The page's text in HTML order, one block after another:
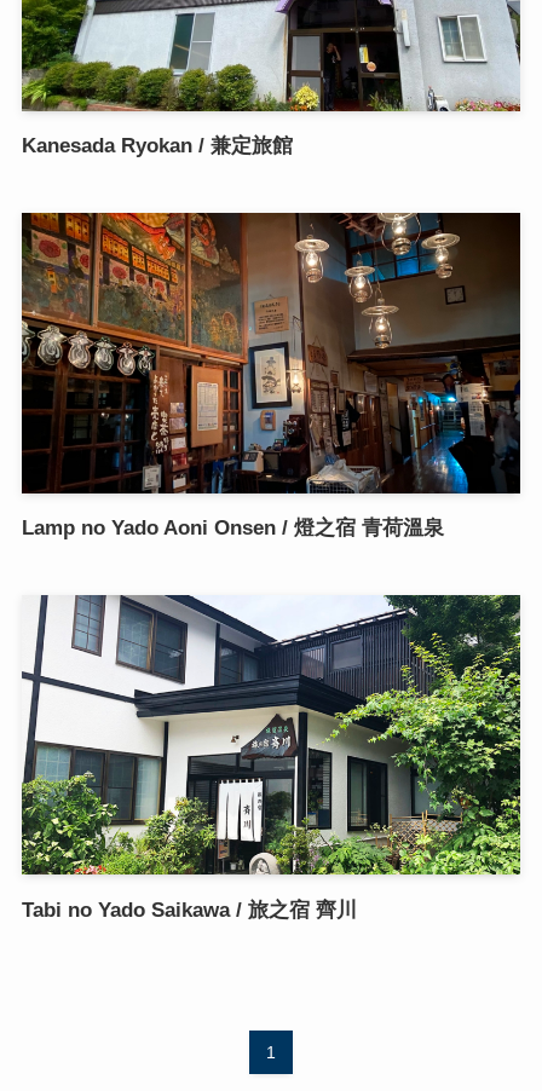
Kanesada Ryokan / 兼定旅館
Lamp no Yado Aoni Onsen / 燈之宿 青荷溫泉
Tabi no Yado Saikawa / 旅之宿 齊川
1